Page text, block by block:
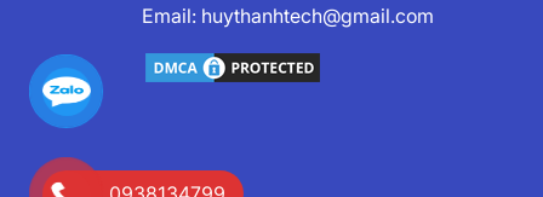
Email: huythanhtech@gmail.com